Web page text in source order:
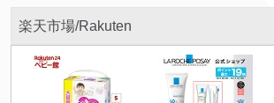
楽天市場/Rakuten